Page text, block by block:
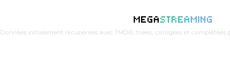
MEGASTREAMING
Données initialement récupérées avec TMDB , triées, corrigées et